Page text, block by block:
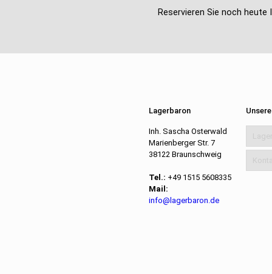
Reservieren Sie noch
Lagerbaron
Inh. Sascha Osterwald
Marienberger Str. 7
38122 Braunschweig
Tel.: +49 1515 5608335
Mail:
info@lagerbaron.de